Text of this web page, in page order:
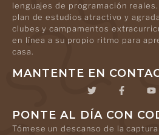
lenguajes de programación
plan de estudios atractivo y
clubes y campamentos
en línea a su propio ritmo para
casa.
MANTENTE EN
PONTE AL DÍA CON
Tómese un descanso de la